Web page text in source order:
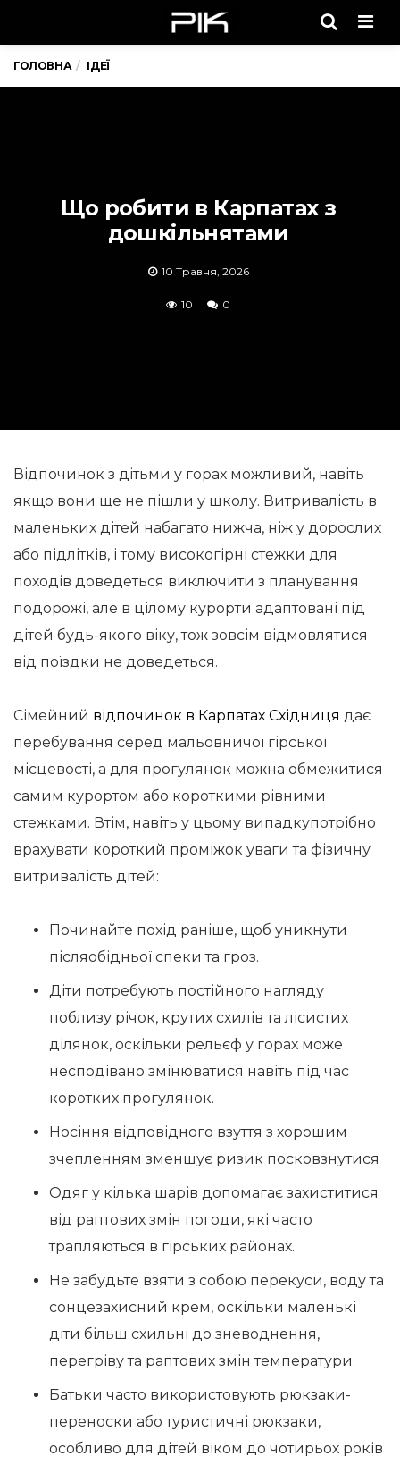
ГОЛОВНА ІДЕЇ
Що робити в Карпатах з
дошкільнятами
10 Травня, 2026
10 0
Відпочинок з дітьми у горах можливий, навіть
якщо вони ще не пішли у школу. Витривалість в
маленьких дітей набагато нижча, ніж у дорослих
або підлітків, і тому високогірні стежки для
походів доведеться виключити з планування
подорожі, але в цілому курорти адаптовані під
дітей будь-якого віку, тож зовсім відмовлятися
від поїздки не доведеться.
Сімейний відпочинок в Карпатах Східниця дає
перебування серед мальовничої гірської
місцевості, а для прогулянок можна обмежитися
самим курортом або короткими рівними
стежками. Втім, навіть у цьому випадкупотрібно
врахувати короткий проміжок уваги та фізичну
витривалість дітей:
Починайте похід раніше, щоб уникнути
післяобідньої спеки та гроз.
Діти потребують постійного нагляду
поблизу річок, крутих схилів та лісистих
ділянок, оскільки рельєф у горах може
несподівано змінюватися навіть під час
коротких прогулянок.
Носіння відповідного взуття з хорошим
зчепленням зменшує ризик посковзнутися
Одяг у кілька шарів допомагає захиститися
від раптових змін погоди, які часто
трапляються в гірських районах.
Не забудьте взяти з собою перекуси, воду та
сонцезахисний крем, оскільки маленькі
діти більш схильні до зневоднення,
перегріву та раптових змін температури.
Батьки часто використовують рюкзаки-
переноски або туристичні рюкзаки,
особливо для дітей віком до чотирьох років